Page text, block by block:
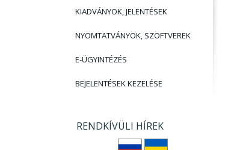
KIADVÁNYOK, JELENTÉSEK
NYOMTATVÁNYOK, SZOFTVEREK
E-ÜGYINTÉZÉS
BEJELENTÉSEK KEZELÉSE
RENDKÍVÜLI HÍREK